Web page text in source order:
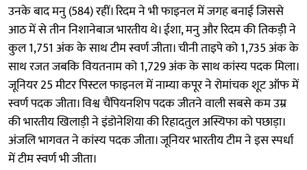
उनके बाद मनु (584) रहीं। रिदम ने भी फाइनल में जगह बनाई जिससे
आठ में से तीन निशानेबाज भारतीय थे। ईशा, मनु और रिदम की तिकड़ी ने
कुल 1,751 अंक के साथ टीम स्वर्ण जीता। चीनी ताइपे को 1,735 अंक के
साथ रजत जबकि वियतनाम को 1,729 अंक के साथ कांस्य पदक मिला।
जूनियर 25 मीटर पिस्टल फाइनल में नाम्या कपूर ने रोमांचक शूट ऑफ में
स्वर्ण पदक जीता। विश्व चैंपियनशिप पदक जीतने वाली सबसे कम उम्र
की भारतीय खिलाड़ी ने इंडोनेशिया की रिहादतुल अस्यिफा को पछाड़ा।
अंजलि भागवत ने कांस्य पदक जीता। जूनियर भारतीय टीम ने इस स्पर्धा
में टीम स्वर्ण भी जीता।